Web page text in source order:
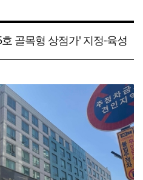
골목형 상점가' 지정-육성